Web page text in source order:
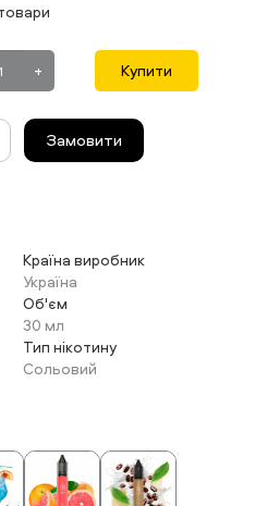
+ Купити
Замовити
Країна виробник
Україна
Об'єм
30 мл
Тип нікотину
Сольовий